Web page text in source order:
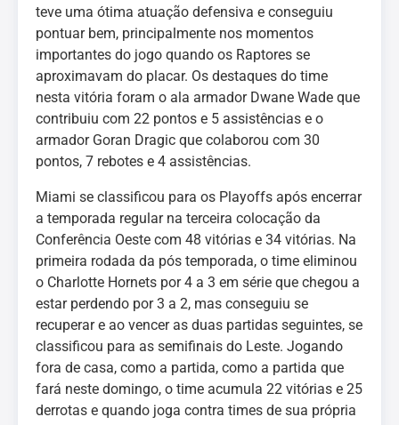
teve uma ótima atuação defensiva e conseguiu
pontuar bem, principalmente nos momentos
importantes do jogo quando os Raptores se
aproximavam do placar. Os destaques do time
nesta vitória foram o ala armador Dwane Wade que
contribuiu com 22 pontos e 5 assistências e o
armador Goran Dragic que colaborou com 30
pontos, 7 rebotes e 4 assistências.
Miami se classificou para os Playoffs após encerrar
a temporada regular na terceira colocação da
Conferência Oeste com 48 vitórias e 34 vitórias. Na
primeira rodada da pós temporada, o time eliminou
o Charlotte Hornets por 4 a 3 em série que chegou a
estar perdendo por 3 a 2, mas conseguiu se
recuperar e ao vencer as duas partidas seguintes, se
classificou para as semifinais do Leste. Jogando
fora de casa, como a partida, como a partida que
fará neste domingo, o time acumula 22 vitórias e 25
derrotas e quando joga contra times de sua própria